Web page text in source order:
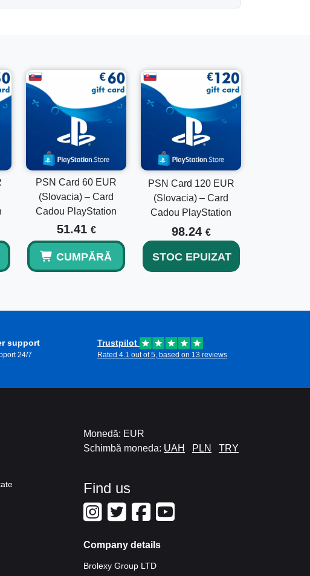
multor achiziții?
multe achiziții eligibile din PlayStation Store.
confirmarea cu succes a plății.
doar cu conturi PlayStation înregistrate în
PSN Card 60 EUR
(Slovacia) – Card
Cadou PlayStation
51.41 €
CUMPĂRĂ
PSN Card 120 EUR
(Slovacia) – Card
Cadou PlayStation
98.24 €
STOC EPUIZAT
support
24/7
Trustpilot
Rated 4.1 out of 5, based on 13 reviews
Monedă: EUR
Schimbă moneda: UAH PLN TRY
Find us
Company details
Brolexy Group LTD